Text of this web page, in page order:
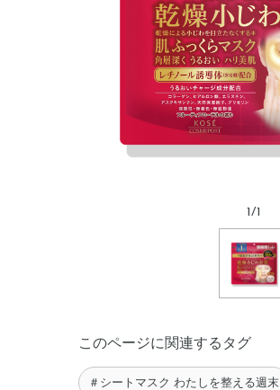
1/1
このページに関連するタグ
＃シートマスク わたしを整える週末